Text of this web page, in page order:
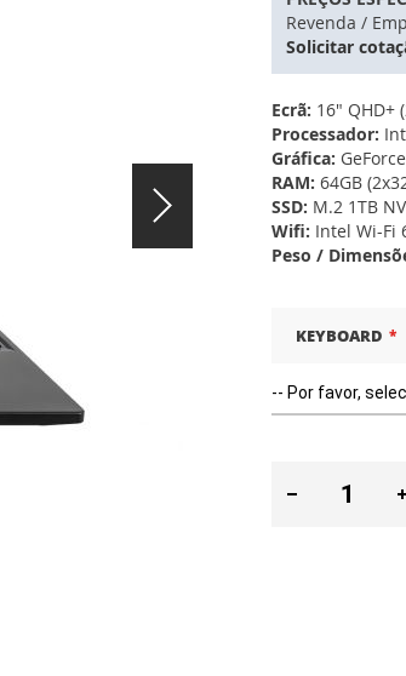
Revenda /
Solicitar
Ecrã: 16" QHD+
Processador:
Gráfica:
RAM: 64GB
SSD: M.2 1TB
Wifi: Intel Wi-Fi
Peso /
KEYBOARD